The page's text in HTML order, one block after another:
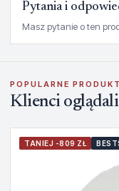
Pytania i
Masz pytanie o ten
POPULARNE
Klienci
TANIEJ -809 ZŁ